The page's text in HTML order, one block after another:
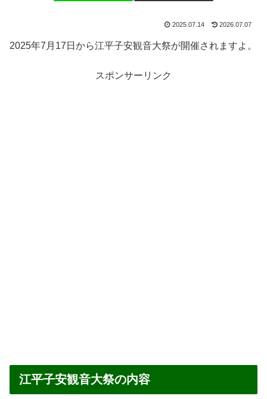
2025.07.14 2026.07.07
2025年7月17日から江平子安観音大祭が開催されますよ。
スポンサーリンク
江平子安観音大祭の内容